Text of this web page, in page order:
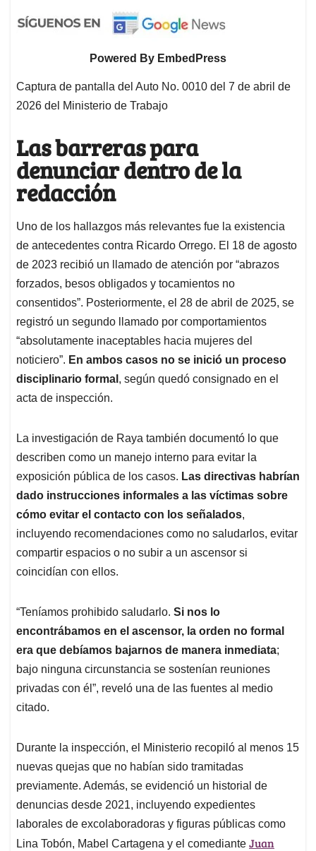
Powered By EmbedPress
Captura de pantalla del Auto No. 0010 del 7 de abril de
2026 del Ministerio de Trabajo
Las barreras para
denunciar dentro de la
redacción
Uno de los hallazgos más relevantes fue la existencia
de antecedentes contra Ricardo Orrego. El 18 de agosto
de 2023 recibió un llamado de atención por “abrazos
forzados, besos obligados y tocamientos no
consentidos”. Posteriormente, el 28 de abril de 2025, se
registró un segundo llamado por comportamientos
“absolutamente inaceptables hacia mujeres del
noticiero”. En ambos casos no se inició un proceso
disciplinario formal , según quedó consignado en el
acta de inspección.
La investigación de Raya también documentó lo que
describen como un manejo interno para evitar la
exposición pública de los casos. Las directivas habrían
dado instrucciones informales a las víctimas sobre
cómo evitar el contacto con los señalados,
incluyendo recomendaciones como no saludarlos, evitar
compartir espacios o no subir a un ascensor si
coincidían con ellos.
“Teníamos prohibido saludarlo. Si nos lo
encontrábamos en el ascensor, la orden no formal
era que debíamos bajarnos de manera inmediata;
bajo ninguna circunstancia se sostenían reuniones
privadas con él”, reveló una de las fuentes al medio
citado.
Durante la inspección, el Ministerio recopiló al menos 15
nuevas quejas que no habían sido tramitadas
previamente. Además, se evidenció un historial de
denuncias desde 2021, incluyendo expedientes
laborales de excolaboradoras y figuras públicas como
Lina Tobón, Mabel Cartagena y el comediante Juan